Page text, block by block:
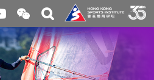
開
合
微
信
二
維
碼
關
搜
尋